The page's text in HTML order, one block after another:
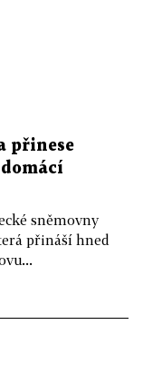
přinese
sněmovny
přináší hned